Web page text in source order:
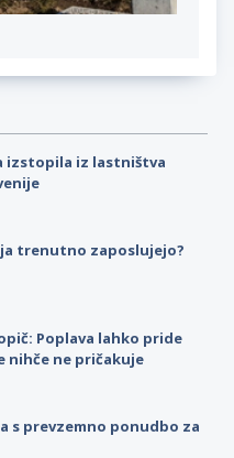
izstopila iz lastništva
trenutno zaposlujejo?
Poplava lahko pride
nihče ne pričakuje
s prevzemno ponudbo za